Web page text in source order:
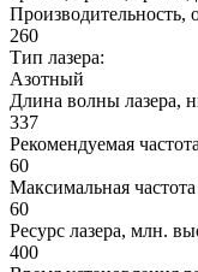
Производительность,
260
Тип лазера:
Азотный
Длина волны лазера,
337
Рекомендуемая
60
Максимальная
60
Ресурс лазера, млн.
400